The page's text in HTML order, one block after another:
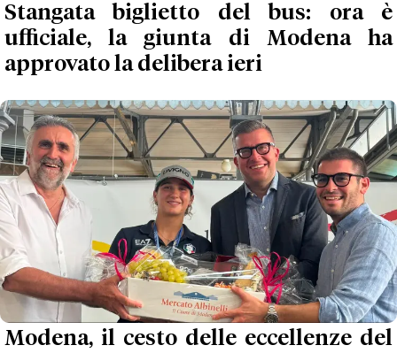
Stangata biglietto del bus: ora è
ufficiale, la giunta di Modena ha
approvato la delibera ieri
Modena, il cesto delle eccellenze del